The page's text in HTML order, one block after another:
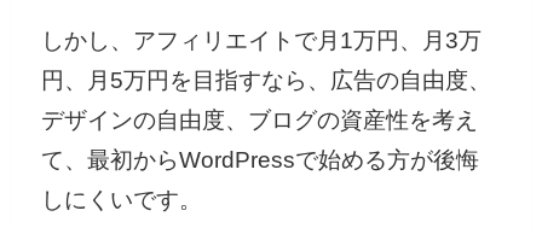
しかし、アフィリエイトで月1万円、月3万
円、月5万円を目指すなら、広告の自由度、
デザインの自由度、ブログの資産性を考え
て、最初からWordPressで始める方が後悔
しにくいです。